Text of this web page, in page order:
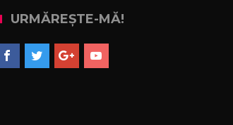
URMĂREȘTE-MĂ!